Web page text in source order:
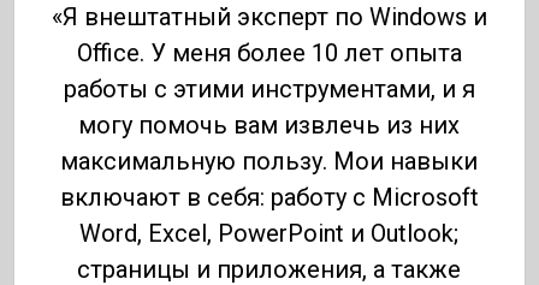
«Я внештатный эксперт по Windows и
Office. У меня более 10 лет опыта
работы с этими инструментами, и я
могу помочь вам извлечь из них
максимальную пользу. Мои навыки
включают в себя: работу с Microsoft
Word, Excel, PowerPoint и Outlook;
страницы и приложения, а также